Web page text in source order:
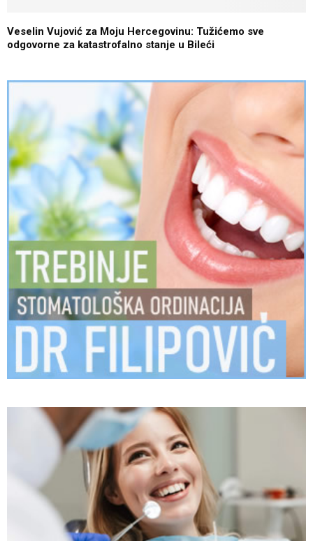
Veselin Vujović za Moju Hercegovinu: Tužićemo sve
odgovorne za katastrofalno stanje u Bileći